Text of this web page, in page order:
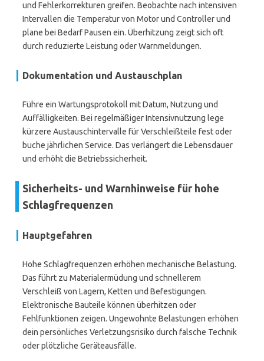
und Fehlerkorrekturen greifen. Beobachte nach intensiven
Intervallen die Temperatur von Motor und Controller und
plane bei Bedarf Pausen ein. Überhitzung zeigt sich oft
durch reduzierte Leistung oder Warnmeldungen.
Dokumentation und Austauschplan
Führe ein Wartungsprotokoll mit Datum, Nutzung und
Auffälligkeiten. Bei regelmäßiger Intensivnutzung lege
kürzere Austauschintervalle für Verschleißteile fest oder
buche jährlichen Service. Das verlängert die Lebensdauer
und erhöht die Betriebssicherheit.
Sicherheits- und Warnhinweise für hohe
Schlagfrequenzen
Hauptgefahren
Hohe Schlagfrequenzen erhöhen mechanische Belastung.
Das führt zu Materialermüdung und schnellerem
Verschleiß von Lagern, Ketten und Befestigungen.
Elektronische Bauteile können überhitzen oder
Fehlfunktionen zeigen. Ungewohnte Belastungen erhöhen
dein persönliches Verletzungsrisiko durch falsche Technik
oder plötzliche Geräteausfälle.